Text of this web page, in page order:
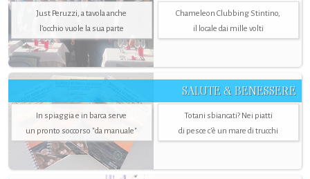
Just Peruzzi, a tavola anche
l’occhio vuole la sua parte
Chameleon Clubbing Stintino,
il locale dai mille volti
SALUTE & BENESSERE
In spiaggia e in barca serve
un pronto soccorso "da manuale"
Totani sbiancati? Nei piatti
di pesce c'è un mare di trucchi